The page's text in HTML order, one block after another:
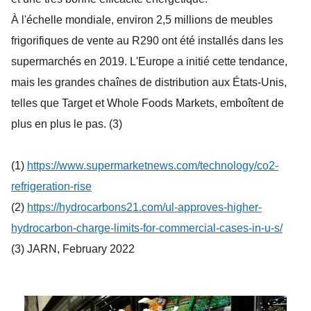
À l'échelle mondiale, environ 2,5 millions de meubles
frigorifiques de vente au R290 ont été installés dans les
supermarchés en 2019. L'Europe a initié cette tendance,
mais les grandes chaînes de distribution aux États-Unis,
telles que Target et Whole Foods Markets, emboîtent de
plus en plus le pas. (3)
(1) https://www.supermarketnews.com/technology/co2-
refrigeration-rise
(2) https://hydrocarbons21.com/ul-approves-higher-
hydrocarbon-charge-limits-for-commercial-cases-in-u-s/
(3) JARN, February 2022